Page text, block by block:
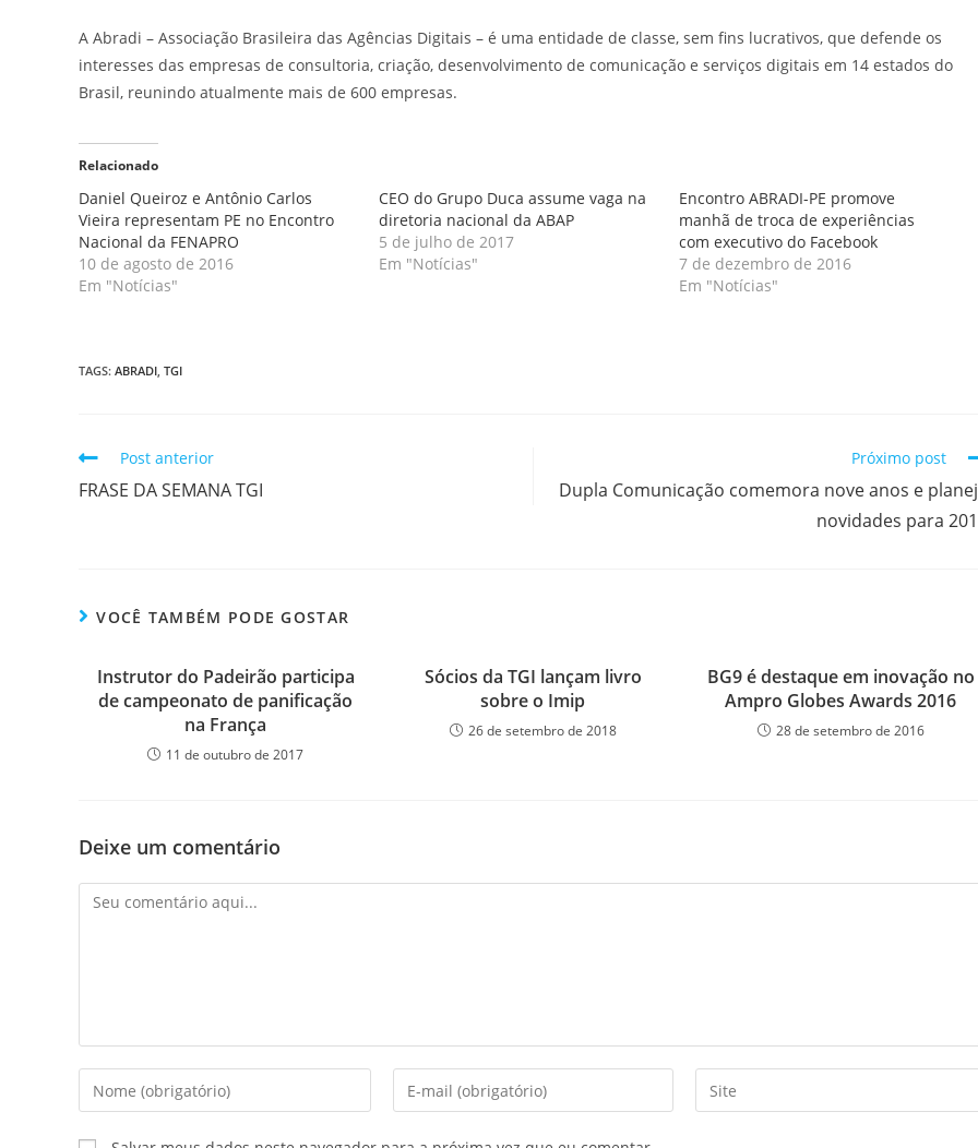
A Abradi – Associação Brasileira das Agências Digitais – é uma entidade de classe, sem fins lucrativos, que defende os
interesses das empresas de consultoria, criação, desenvolvimento de comunicação e serviços digitais em 14 estados do
Brasil, reunindo atualmente mais de 600 empresas.
Relacionado
Daniel Queiroz e Antônio Carlos
Vieira representam PE no Encontro
Nacional da FENAPRO
10 de agosto de 2016
Em "Notícias"
CEO do Grupo Duca assume vaga na
diretoria nacional da ABAP
5 de julho de 2017
Em "Notícias"
Encontro ABRADI-PE promove
manhã de troca de experiências
com executivo do Facebook
7 de dezembro de 2016
Em "Notícias"
TAGS: ABRADI, TGI
Post anterior
FRASE DA SEMANA TGI
Próximo post
Dupla Comunicação comemora nove anos e
novidades para
VOCÊ TAMBÉM PODE GOSTAR
Instrutor do Padeirão participa
de campeonato de panificação
na França
11 de outubro de 2017
Sócios da TGI lançam livro
sobre o Imip
26 de setembro de 2018
BG9 é destaque em inovação no
Ampro Globes Awards 2016
28 de setembro de 2016
Deixe um comentário